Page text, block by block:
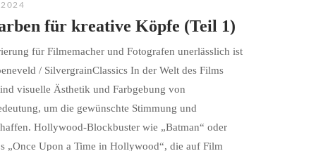
2024
für kreative Köpfe (Teil 1)
für Filmemacher und Fotografen unerlässlich ist
/ SilvergrainClassics In der Welt des Films
visuelle Ästhetik und Farbgebung von
um die gewünschte Stimmung und
Hollywood-Blockbuster wie „Batman“ oder
„Once Upon a Time in Hollywood“, die auf Film